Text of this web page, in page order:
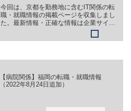
今回は、京都を勤務地に含むIT関係の転
職・就職情報の掲載ページを収集しまし
た。最新情報・正確な情報は企業サイト
でご確認ください。①【会社名】株式会
社イータイム【職務】［正社員・アルバ
【病院関係】福岡の転職・就職情報
（2022年8月24日追加）